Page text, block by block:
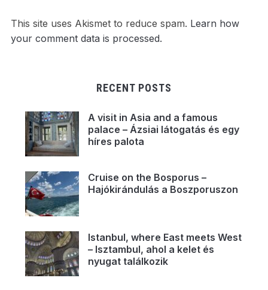
This site uses Akismet to reduce spam. Learn how
your comment data is processed.
RECENT POSTS
A visit in Asia and a famous
palace – Ázsiai látogatás és egy
híres palota
Cruise on the Bosporus –
Hajókirándulás a Boszporuszon
Istanbul, where East meets West
– Isztambul, ahol a kelet és
nyugat találkozik